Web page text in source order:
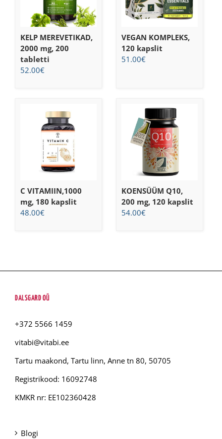
KELP MEREVETIKAD,
2000 mg, 200
tabletti
52.00€
VEGAN KOMPLEKS,
120 kapslit
51.00€
C VITAMIIN,1000
mg, 180 kapslit
48.00€
KOENSÜÜM Q10,
200 mg, 120 kapslit
54.00€
DALSGARD OÜ
+372 5566 1459
vitabi@vitabi.ee
Tartu maakond, Tartu linn, Anne tn 80, 50705
Registrikood: 16092748
KMKR nr: EE102360428
Blogi